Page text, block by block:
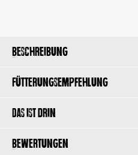
Beschreibung
Fütterungsempfehlung
Das ist drin
Bewertungen